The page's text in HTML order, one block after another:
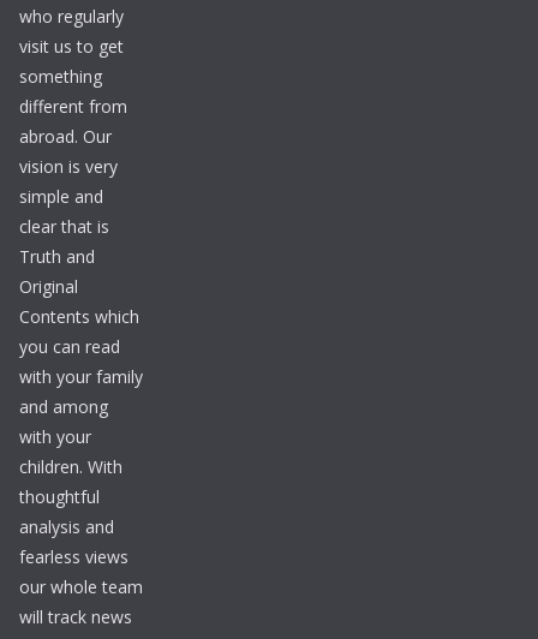
who regularly
visit us to get
something
different from
abroad. Our
vision is very
simple and
clear that is
Truth and
Original
Contents which
you can read
with your family
and among
with your
children. With
thoughtful
analysis and
fearless views
our whole team
will track news